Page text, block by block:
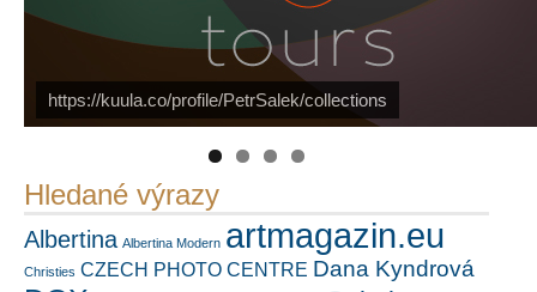
https://kuula.co/profile/PetrSalek/collections
Náš mediální partnerFotoVideo.cz
Hledané výrazy
Albertina Albertina Modern artmagazin.eu
Christies CZECH PHOTO CENTRE Dana Kyndrová